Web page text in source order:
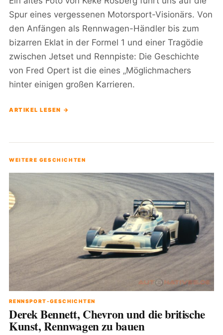
Spur eines vergessenen Motorsport-Visionärs. Von
den Anfängen als Rennwagen-Händler bis zum
bizarren Eklat in der Formel 1 und einer Tragödie
zwischen Jetset und Rennpiste: Die Geschichte
von Fred Opert ist die eines „Möglichmachers
hinter einigen großen Karrieren.
ARTIKEL LESEN →
WEITERE GESCHICHTEN
RENNSPORT-GESCHICHTEN
Derek Bennett, Chevron und die britische
Kunst, Rennwagen zu bauen